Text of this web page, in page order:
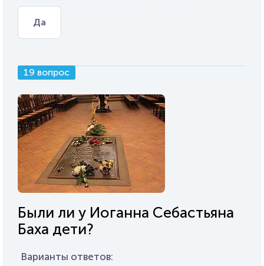
Да
19 вопрос
Были ли у Иоганна Себастьяна
Баха дети?
Варианты ответов: